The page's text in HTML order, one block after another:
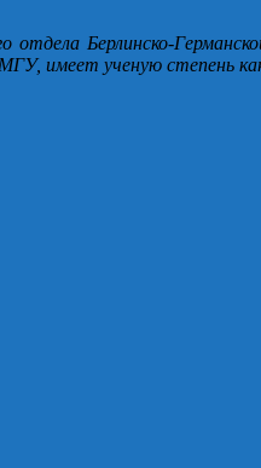
Берлинско-
имеет ученую степень